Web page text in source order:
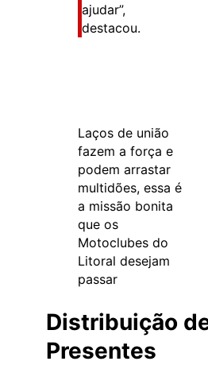
ajudar”,
destacou.
Laços de união
fazem a força e
podem arrastar
multidões, essa é
a missão bonita
que os
Motoclubes do
Litoral desejam
passar
Distribuição
Presentes